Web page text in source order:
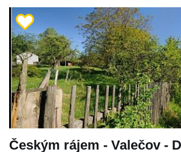
Českým rájem - Valečov -